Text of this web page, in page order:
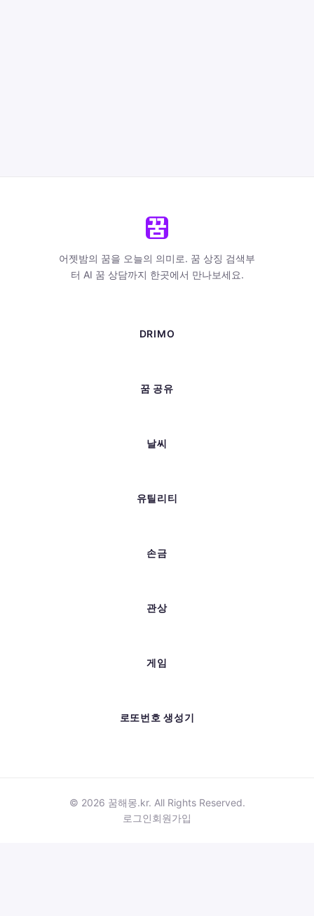
어젯밤의 꿈을 오늘의 의미로. 꿈 상징 검색부
터 AI 꿈 상담까지 한곳에서 만나보세요.
DRIMO
꿈 공유
날씨
유틸리티
손금
관상
게임
로또번호 생성기
© 2026 꿈해몽.kr. All Rights Reserved.
로그인회원가입